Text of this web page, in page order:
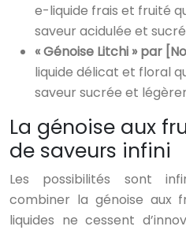
e-liquide frais et fruité
saveur acidulée et
« Génoise Litchi » par
liquide délicat et floral
saveur sucrée et
La génoise aux
de saveurs infini
Les possibilités sont
combiner la génoise aux
liquides ne cessent